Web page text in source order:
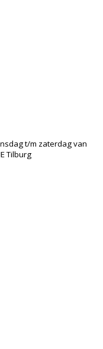
t/m zaterdag van
Tilburg